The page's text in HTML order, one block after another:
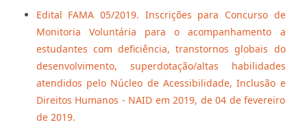
Edital FAMA 05/2019. Inscrições para Concurso de
Monitoria Voluntária para o acompanhamento a
estudantes com deficiência, transtornos globais do
desenvolvimento, superdotação/altas habilidades
atendidos pelo Núcleo de Acessibilidade, Inclusão e
Direitos Humanos - NAID em 2019, de 04 de fevereiro
de 2019.